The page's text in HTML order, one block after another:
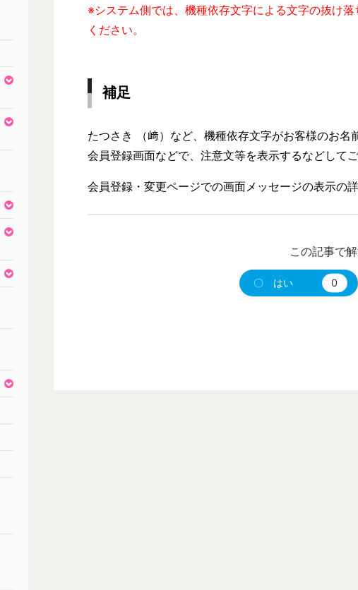
※システム側では、機種依存文字による文字の抜け
ください。
補足
たつさき （﨑）など、機種依存文字がお客様のお名
会員登録画面などで、注意文等を表示するなどしてご
会員登録・変更ページでの画面メッセージの表示の
この記事で
〇 はい 0